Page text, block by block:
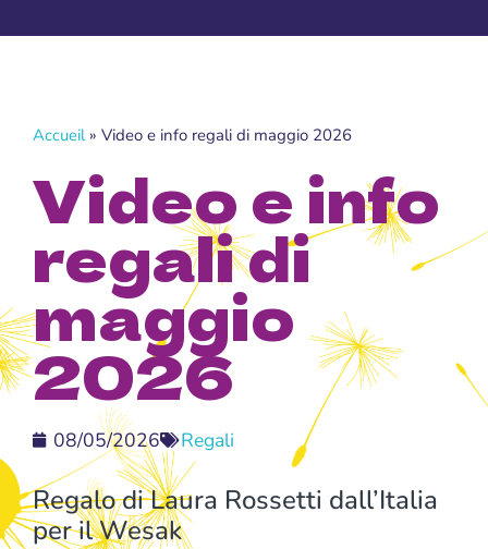
Accueil» Video e info regali di maggio 2026
Video e info
regali di
maggio
2026
08/05/2026 Regali
Regalo di Laura Rossetti dall’Italia
per il Wesak